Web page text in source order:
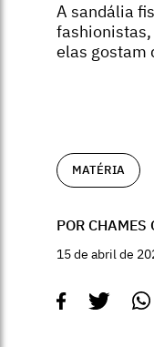
A sandália
fashionistas,
elas gostam
MATÉRIA
POR CHAMES
15 de abril de